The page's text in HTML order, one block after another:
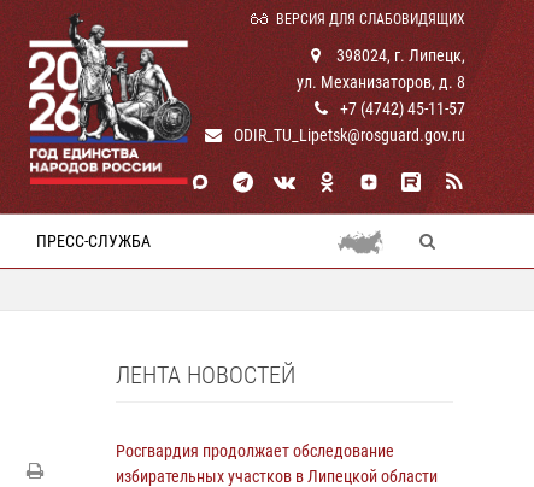
ВЕРСИЯ ДЛЯ СЛАБОВИДЯЩИХ
398024, г. Липецк,
ул. Механизаторов, д. 8
+7 (4742) 45-11-57
ODIR_TU_Lipetsk@rosguard.gov.ru
ПРЕСС-СЛУЖБА
ЛЕНТА НОВОСТЕЙ
Росгвардия продолжает обследование
избирательных участков в Липецкой области